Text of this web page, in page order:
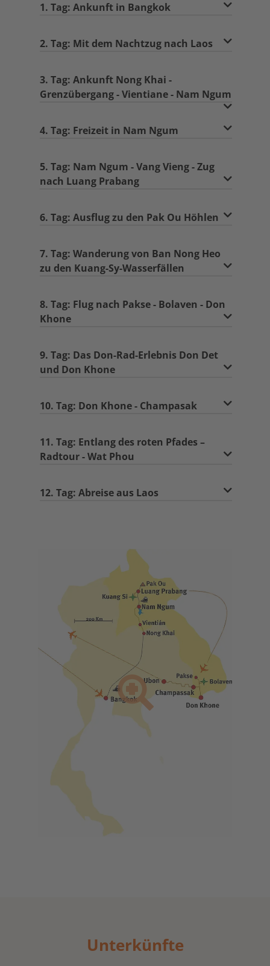
1. Tag: Ankunft in Bangkok
2. Tag: Mit dem Nachtzug nach Laos
3. Tag: Ankunft Nong Khai -
Grenzübergang - Vientiane - Nam Ngum
4. Tag: Freizeit in Nam Ngum
5. Tag: Nam Ngum - Vang Vieng - Zug
nach Luang Prabang
6. Tag: Ausflug zu den Pak Ou Höhlen
7. Tag: Wanderung von Ban Nong Heo
zu den Kuang-Sy-Wasserfällen
8. Tag: Flug nach Pakse - Bolaven - Don
Khone
9. Tag: Das Don-Rad-Erlebnis Don Det
und Don Khone
10. Tag: Don Khone - Champasak
11. Tag: Entlang des roten Pfades –
Radtour - Wat Phou
12. Tag: Abreise aus Laos
Unterkünfte